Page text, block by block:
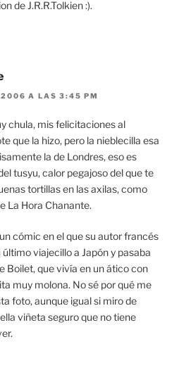
de J.R.R.Tolkien :).
2006 A LAS 3:45 PM
chula, mis felicitaciones al
que la hizo, pero la nieblecilla esa
la de Londres, eso es
tusyu, calor pegajoso del que te
tortillas en las axilas, como
La Hora Chanante.
cómic en el que su autor francés
último viajecillo a Japón y pasaba
Boilet, que vivía en un ático con
muy molona. No sé por qué me
foto, aunque igual si miro de
viñeta seguro que no tiene